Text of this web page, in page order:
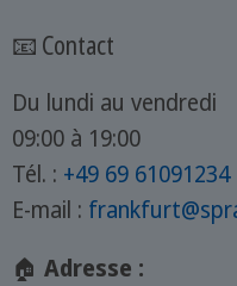
📧 Contact
Du lundi au vendredi
09:00 à 19:00
Tél. : +49 69 61091234
E-mail :
🏠 Adresse :